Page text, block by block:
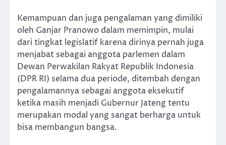
Kemampuan dan juga pengalaman yang dimiliki
oleh Ganjar Pranowo dalam memimpin, mulai
dari tingkat legislatif karena dirinya pernah juga
menjabat sebagai anggota parlemen dalam
Dewan Perwakilan Rakyat Republik Indonesia
(DPR RI) selama dua periode, ditembah dengan
pengalamannya sebagai anggota eksekutif
ketika masih menjadi Gubernur Jateng tentu
merupakan modal yang sangat berharga untuk
bisa membangun bangsa.